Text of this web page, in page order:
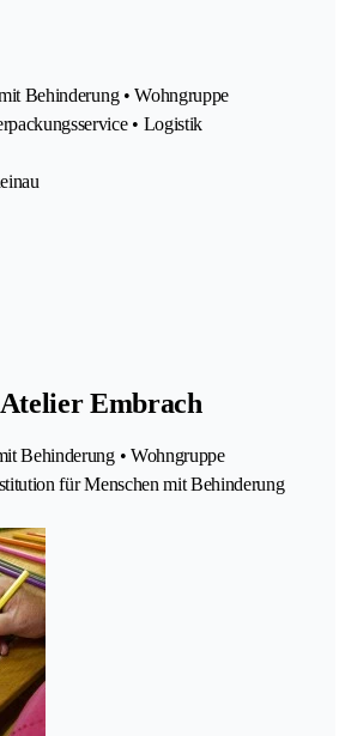
Behinderung • Wohngruppe
• Logistik
Embrach
Behinderung • Wohngruppe
für Menschen mit Behinderung